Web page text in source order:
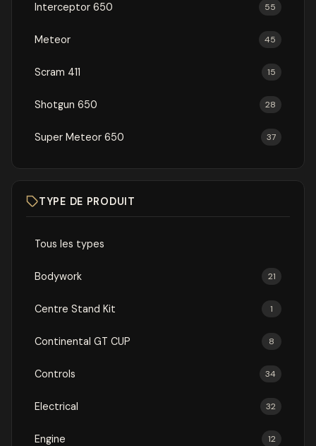
Interceptor 650 55
Meteor 45
Scram 411 15
Shotgun 650 28
Super Meteor 650 37
TYPE DE PRODUIT
Tous les types
Bodywork 21
Centre Stand Kit 1
Continental GT CUP 8
Controls 34
Electrical 32
Engine 12